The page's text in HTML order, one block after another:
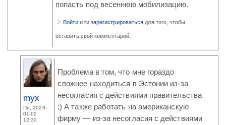
попасть под весеннюю мобилизацию.
Войти или зарегистрироваться для того, чтобы
оставить свой комментарий.
myx
Пн, 2023-
01-02
12:30
Проблема в том, что мне гораздо
сложнее находиться в Эстонии из-за
несогласия с действиями правительства
:) А также работать на американскую
фирму — из-за несогласия с действиями